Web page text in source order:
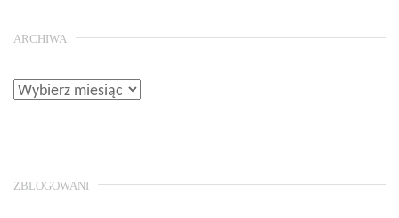
ARCHIWA
ZBLOGOWANI